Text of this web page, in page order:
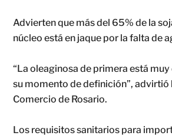
Advierten que más del 65% de la
núcleo está en jaque por la falta de
“La oleaginosa de primera está
su momento de definición”, advirtió
Comercio de Rosario.
Los requisitos sanitarios para